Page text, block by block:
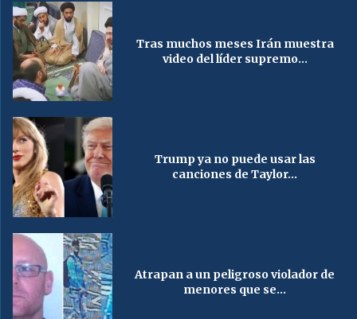
Tras muchos meses Irán muestra
video del líder supremo...
Trump ya no puede usar las
canciones de Taylor...
Atrapan a un peligroso violador de
menores que se...